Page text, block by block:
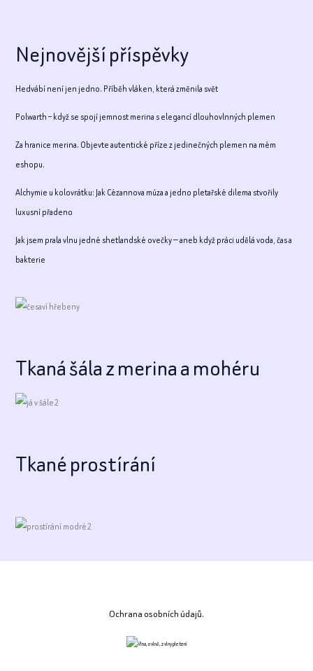
Nejnovější příspěvky
Hedvábí není jen jedno. Příběh vláken, která změnila svět
Polwarth – když se spojí jemnost merina s elegancí dlouhovlnných plemen
Za hranice merina. Objevte autentické příze z jedinečných plemen na mém
eshopu.
Alchymie u kolovrátku: Jak Cézannova múza a jedno pletařské dilema stvořily
luxusní přadeno
Jak jsem prala vlnu jedné shetlandské ovečky — aneb když práci udělá voda, čas a
bakterie
Tkaná šála z merina a mohéru
Tkané prostírání
Ochrana osobních údajů.